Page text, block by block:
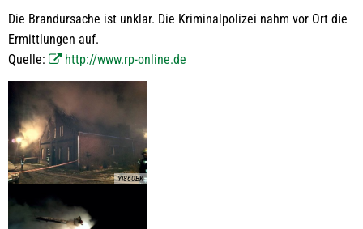
Die Brandursache ist unklar. Die Kriminalpolizei nahm vor Ort die
Ermittlungen auf.
Quelle:
http://www.rp-online.de
YI860BK